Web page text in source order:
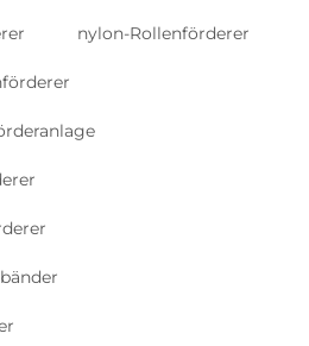
nylon-Rollenförderer